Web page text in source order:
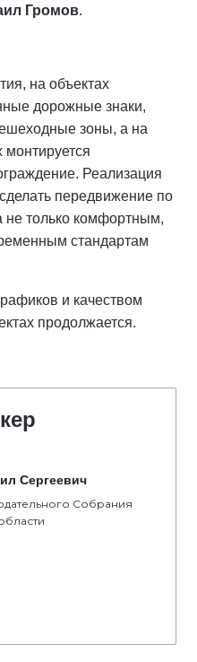
Громов.
на объектах
дорожные знаки,
зоны, а на
монтируется
Реализация
передвижение по
не только комфортным,
стандартам
и качеством
продолжается.
Сергеевич
Собрания